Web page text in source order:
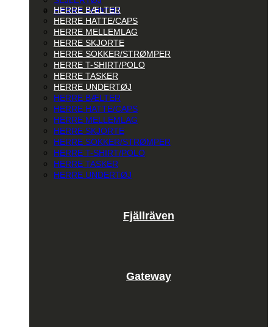
HERRE FODTØJ
HERRE BÆLTER
HERRE HATTE/CAPS
HERRE MELLEMLAG
HERRE SKJORTE
HERRE SOKKER/STRØMPER
HERRE T-SHIRT/POLO
HERRE TASKER
HERRE UNDERTØJ
HERRE BÆLTER
HERRE HATTE/CAPS
HERRE MELLEMLAG
HERRE SKJORTE
HERRE SOKKER/STRØMPER
HERRE T-SHIRT/POLO
HERRE TASKER
HERRE UNDERTØJ
Fjällräven
Gateway